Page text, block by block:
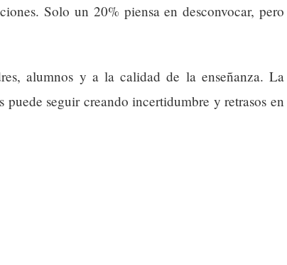
Solo un 20% piensa en desconvocar, pero
alumnos y a la calidad de la enseñanza. La
seguir creando incertidumbre y retrasos en